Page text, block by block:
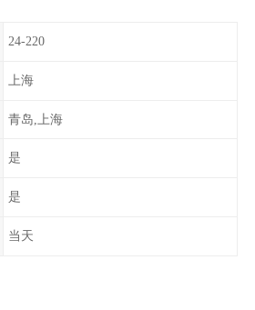
24-220
上海
青岛,上海
是
是
当天